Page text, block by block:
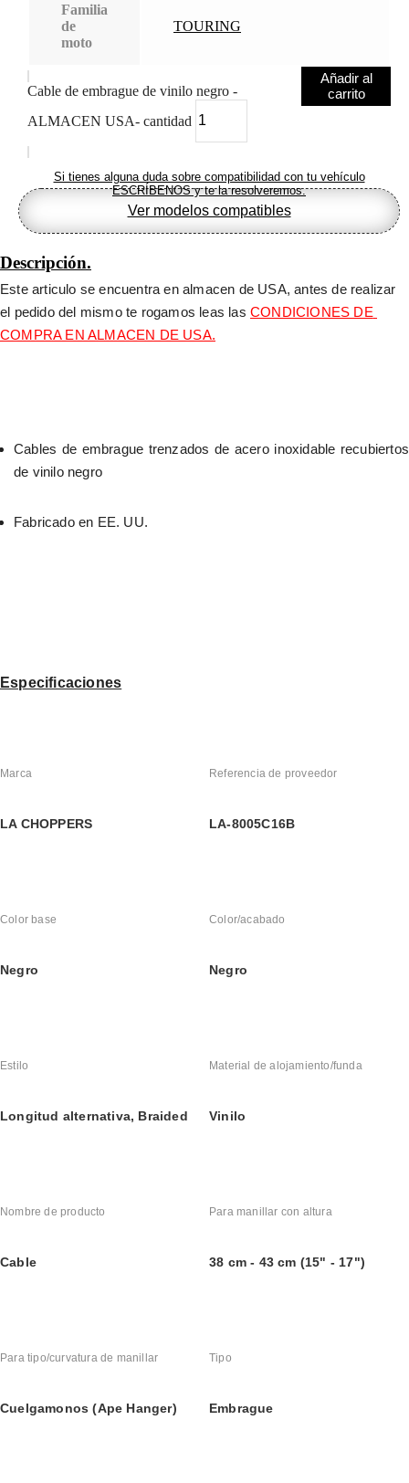
Familia
de
moto
TOURING
Cable de embrague de vinilo negro -
ALMACEN USA- cantidad
Añadir al
carrito
Si tienes alguna duda sobre compatibilidad con tu vehículo
ESCRÍBENOS y te la resolveremos.
Ver modelos compatibles
Descripción.
Este articulo se encuentra en almacen de USA, antes de realizar
el pedido del mismo te rogamos leas las CONDICIONES DE
COMPRA EN ALMACEN DE USA.
Cables de embrague trenzados de acero inoxidable recubiertos
de vinilo negro
Fabricado en EE. UU.
Especificaciones
Marca
LA CHOPPERS
Referencia de proveedor
LA-8005C16B
Color base
Negro
Color/acabado
Negro
Estilo
Longitud alternativa, Braided
Material de alojamiento/funda
Vinilo
Nombre de producto
Cable
Para manillar con altura
38 cm - 43 cm (15" - 17")
Para tipo/curvatura de manillar
Cuelgamonos (Ape Hanger)
Tipo
Embrague